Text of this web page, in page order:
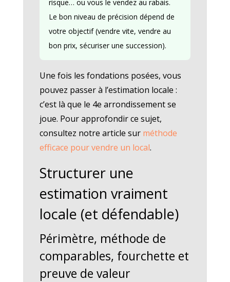
risque… ou vous le vendez au rabais.
Le bon niveau de précision dépend de
votre objectif (vendre vite, vendre au
bon prix, sécuriser une succession).
Une fois les fondations posées, vous
pouvez passer à l’estimation locale :
c’est là que le 4e arrondissement se
joue. Pour approfondir ce sujet,
consultez notre article sur méthode
efficace pour vendre un local.
Structurer une
estimation vraiment
locale (et défendable)
Périmètre, méthode de
comparables, fourchette et
preuve de valeur